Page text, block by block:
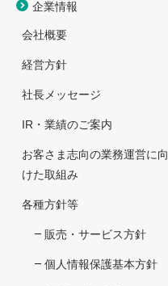
企業情報
会社概要
経営方針
社長メッセージ
IR・業績のご案内
お客さま志向の業務運営に向
けた取組み
各種方針等
販売・サービス方針
個人情報保護基本方針